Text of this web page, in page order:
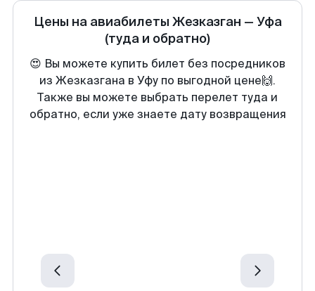
Цены на авиабилеты Жезказган — Уфа
(туда и обратно)
😍 Вы можете купить билет без посредников
из Жезказгана в Уфу по выгодной цене🙌.
Также вы можете выбрать перелет туда и
обратно, если уже знаете дату возвращения